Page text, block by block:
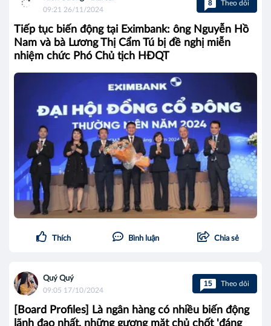
09:21 26/11/2024
8 Theo dõi
Tiếp tục biến động tại Eximbank: ông Nguyễn Hồ
Nam và bà Lương Thị Cẩm Tú bị đề nghị miễn
nhiệm chức Phó Chủ tịch HĐQT
Thích Bình luận Chia sẻ
Quý Quý
09:05 17/10/2024
15 Theo dõi
[Board Profiles] Là ngân hàng có nhiều biến động
lãnh đạo nhất, những gương mặt chủ chốt 'đáng